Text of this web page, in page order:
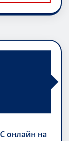
онлайн на